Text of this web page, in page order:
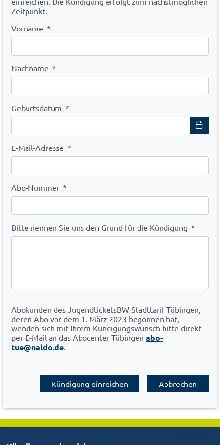
Zeitpunkt.
Vorname *
Nachname *
Geburtsdatum *
E-Mail-Adresse *
Abo-Nummer *
Bitte nennen Sie uns den Grund für die Kündigung *
Abokunden des JugendticketsBW Stadttarif Tübingen,
deren Abo vor dem 1. März 2023 begonnen hat,
wenden sich mit Ihrem Kündigungswünsch bitte direkt
per E-Mail an das Abocenter Tübingenabo-
tue@naldo.de
Kündigung einreichen Abbrechen